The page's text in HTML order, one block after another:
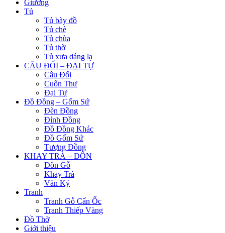
Giường
Tủ
Tủ bày đồ
Tủ chè
Tủ chùa
Tủ thờ
Tủ xưa dáng lạ
CÂU ĐỐI – ĐẠI TỰ
Câu Đối
Cuốn Thư
Đại Tự
Đồ Đồng – Gốm Sứ
Đèn Đồng
Đỉnh Đồng
Đồ Đồng Khác
Đồ Gốm Sứ
Tượng Đồng
KHAY TRÀ – ĐÔN
Đôn Gỗ
Khay Trà
Văn Kỷ
Tranh
Tranh Gỗ Cẩn Ốc
Tranh Thiếp Vàng
Đồ Thờ
Giới thiệu